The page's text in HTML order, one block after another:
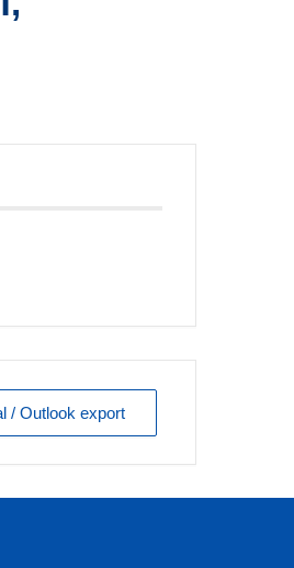
/ Outlook export